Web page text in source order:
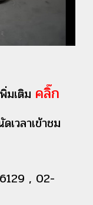
มเติม คลิ๊ก
เวลาเข้าชม
, 02-